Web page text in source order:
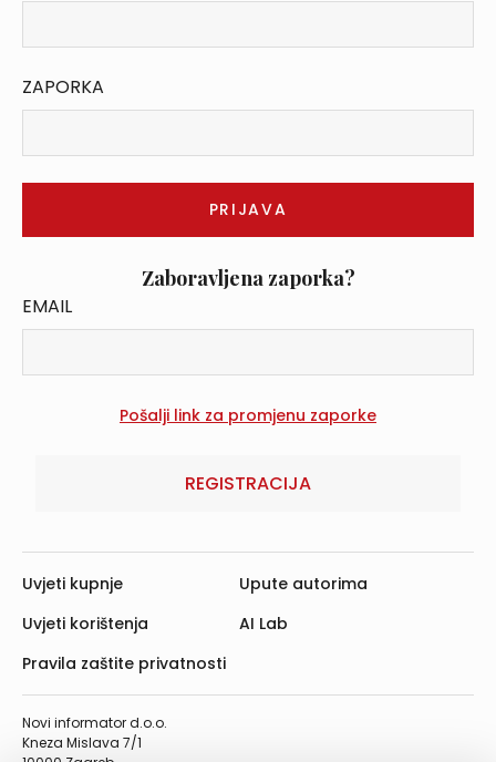
ZAPORKA
Zaboravljena zaporka?
EMAIL
REGISTRACIJA
Novi informator d.o.o.
Kneza Mislava 7/1
Uvjeti kupnje
Uvjeti korištenja
Pravila zaštite privatnosti
Upute autorima
AI Lab